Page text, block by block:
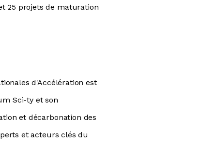
25 projets de maturation
d'Accélération est
Sci-ty et son
et décarbonation des
et acteurs clés du